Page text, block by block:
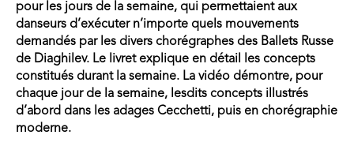
pour les jours de la semaine, qui permettaient aux
danseurs d’exécuter n’importe quels mouvements
demandés par les divers chorégraphes des Ballets Russe
de Diaghilev. Le livret explique en détail les concepts
constitués durant la semaine. La vidéo démontre, pour
chaque jour de la semaine, lesdits concepts illustrés
d’abord dans les adages Cecchetti, puis en chorégraphie
moderne.